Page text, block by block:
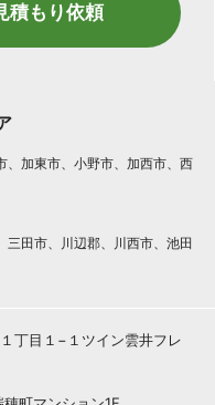
積もり依頼
、加東市、小野市、加西市、西
三田市、川辺郡、川西市、池田
丁目１−１ツイン雲井フレ